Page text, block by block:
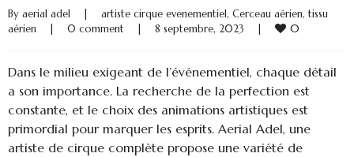
By aerial adel artiste cirque evenementiel, Cerceau aérien, tissu
aérien
0 comment 8 septembre, 2023 0
Dans le milieu exigeant de l’événementiel, chaque détail
a son importance. La recherche de la perfection est
constante, et le choix des animations artistiques est
primordial pour marquer les esprits. Aerial Adel, une
artiste de cirque complète propose une variété de